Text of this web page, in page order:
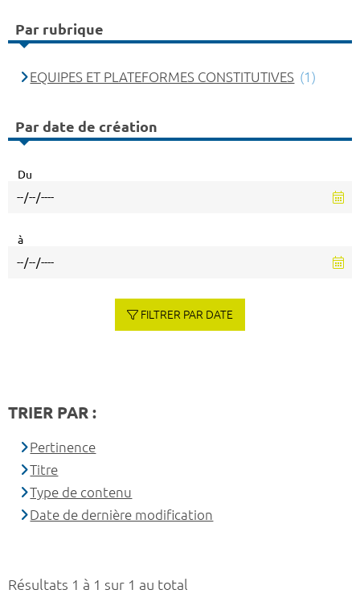
Résultats 1 à 1 sur 1 au total
Par rubrique
EQUIPES ET PLATEFORMES CONSTITUTIVES (1)
Par date de création
Du
à
FILTRER PAR DATE
TRIER PAR :
Pertinence
Titre
Type de contenu
Date de dernière modification